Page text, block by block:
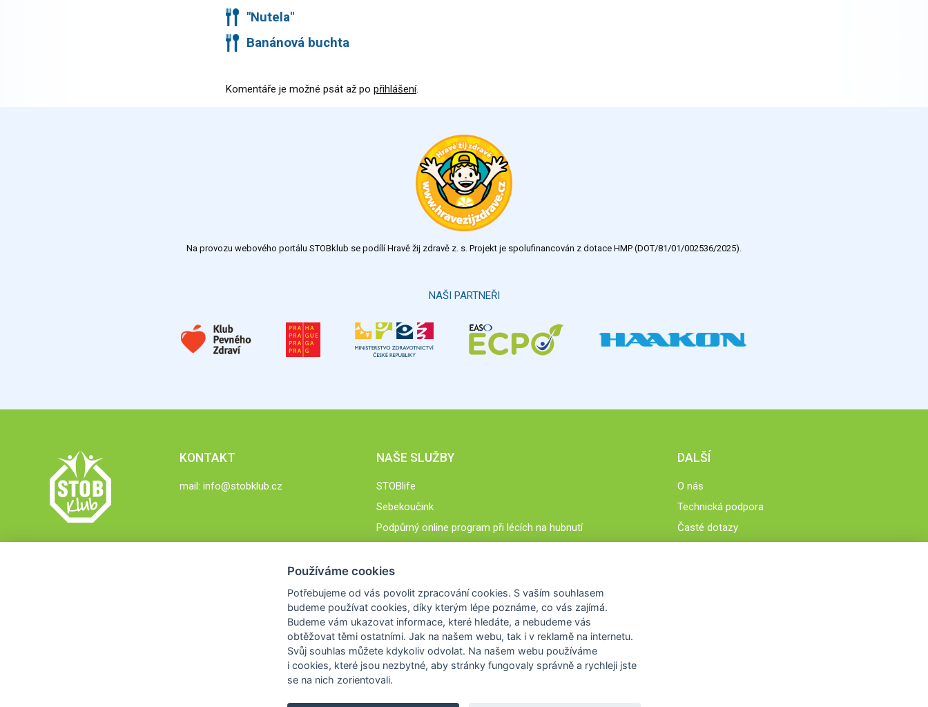
"Nutela"
Banánová buchta
Komentáře je možné psát až po přihlášení.
Na provozu webového portálu STOBklub se podílí Hravě žij zdravě z. s. Projekt je spolufinancován z dotace HMP (DOT/81/01/002536/2025).
NAŠI PARTNEŘI
KONTAKT
mail: info@stobklub.cz
NAŠE SLUŽBY
STOBlife
Sebekoučink
Podpůrný online program při lécích na hubnutí
DALŠÍ
O nás
Technická podpora
Časté dotazy
Používáme cookies
Potřebujeme od vás povolit zpracování cookies. S vaším souhlasem
budeme používat cookies, díky kterým lépe poznáme, co vás zajímá.
Budeme vám ukazovat informace, které hledáte, a nebudeme vás
obtěžovat těmi ostatními. Jak na našem webu, tak i v reklamě na internetu.
Svůj souhlas můžete kdykoliv odvolat. Na našem webu používáme
i cookies, které jsou nezbytné, aby stránky fungovaly správně a rychleji jste
se na nich zorientovali.